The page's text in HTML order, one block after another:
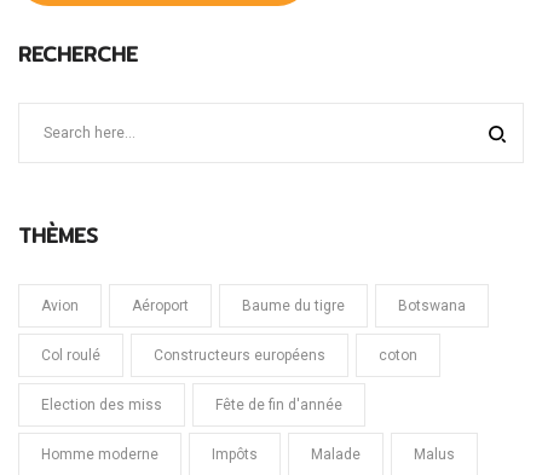
RECHERCHE
THÈMES
Avion Aéroport Baume du tigre Botswana
Col roulé Constructeurs européens coton
Election des miss Fête de fin d'année
Homme moderne Impôts Malade Malus